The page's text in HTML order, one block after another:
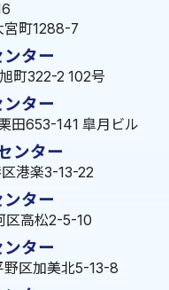
宮町1288-7
ター
町322-2 102号
ター
田653-141 皐月ビル
ンター
港楽3-13-22
ター
区高松2-5-10
ター
区加美北5-13-8